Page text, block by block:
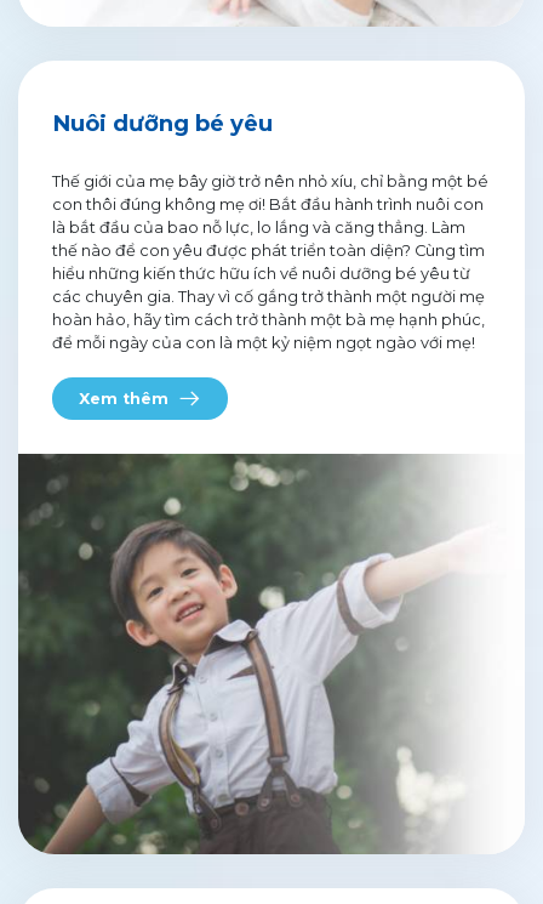
Nuôi dưỡng bé yêu
Thế giới của mẹ bây giờ trở nên nhỏ xíu, chỉ bằng một bé
con thôi đúng không mẹ ơi! Bắt đầu hành trình nuôi con
là bắt đầu của bao nỗ lực, lo lắng và căng thẳng. Làm
thế nào để con yêu được phát triển toàn diện? Cùng tìm
hiểu những kiến thức hữu ích về nuôi dưỡng bé yêu từ
các chuyên gia. Thay vì cố gắng trở thành một người mẹ
hoàn hảo, hãy tìm cách trở thành một bà mẹ hạnh phúc,
để mỗi ngày của con là một kỷ niệm ngọt ngào với mẹ!
Xem thêm